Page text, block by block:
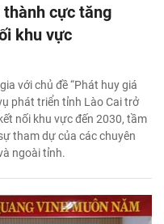
cực tăng
khu vực
với chủ đề “Phát huy giá
phát triển tỉnh Lào Cai trở
nối khu vực đến 2030, tầm
tham dự của các chuyên
ngoài tỉnh.